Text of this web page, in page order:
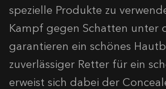
spezielle Produkte zu
Kampf gegen Schatten unter
garantieren ein schönes
zuverlässiger Retter für ein
erweist sich dabei der